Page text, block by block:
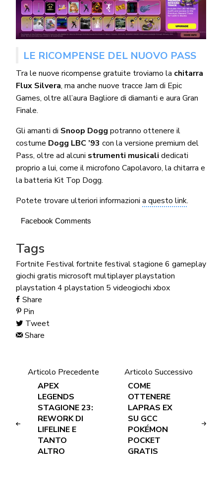
LE RICOMPENSE DEL NUOVO PASS
Tra le nuove ricompense gratuite troviamo la chitarra
Flux Silvera, ma anche nuove tracce Jam di Epic
Games, oltre all’aura Bagliore di diamanti e aura Gran
Finale.
Gli amanti di Snoop Dogg potranno ottenere il
costume Dogg LBC ’93 con la versione premium del
Pass, oltre ad alcuni strumenti musicali dedicati
proprio a lui, come il microfono Capolavoro, la chitarra e
la batteria Kit Top Dogg.
Potete trovare ulteriori informazionia questo link.
Facebook Comments
Tags
Fortnite Festivalfortnite festival stagione 6 gameplay
giochi gratis microsoftmultiplayerplaystation
playstation 4 playstation 5 videogiochi xbox
Share
Pin
Tweet
Share
Articolo Precedente
APEX
LEGENDS
STAGIONE 23:
REWORK DI
LIFELINE E
TANTO
ALTRO
Articolo Successivo
COME
OTTENERE
LAPRAS EX
SU GCC
POKÉMON
POCKET
GRATIS